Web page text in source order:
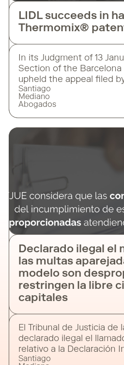
LIDL succeeds in
Thermomix®
In its Judgment of 13
Section of the Barcelona
upheld the appeal filed
judgment handed down
Court No. 5 of Barcelona
technology incorporated
Santiago
Mediano
Abogados
Declarado ilegal el
las multas
modelo son
restringen la libre
capitales
El Tribunal de Justicia de
declarado ilegal el
relativo a la Declaración
bienes y derechos
Santiago